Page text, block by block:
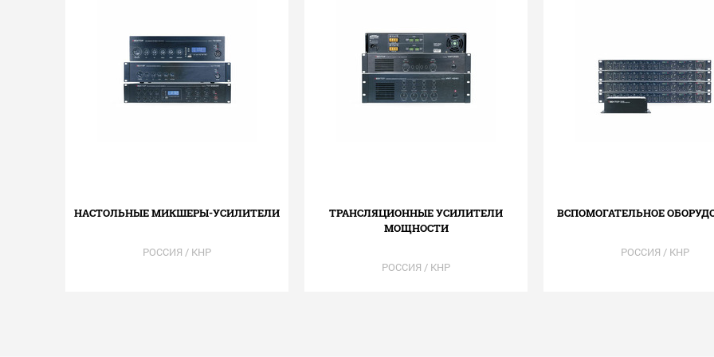
НАСТОЛЬНЫЕ МИКШЕРЫ-УСИЛИТЕЛИ
РОССИЯ / КНР
ТРАНСЛЯЦИОННЫЕ УСИЛИТЕЛИ
МОЩНОСТИ
РОССИЯ / КНР
ВСПОМОГАТЕЛЬНОЕ
РОССИЯ / КНР